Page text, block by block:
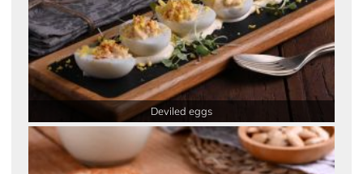
Deviled eggs